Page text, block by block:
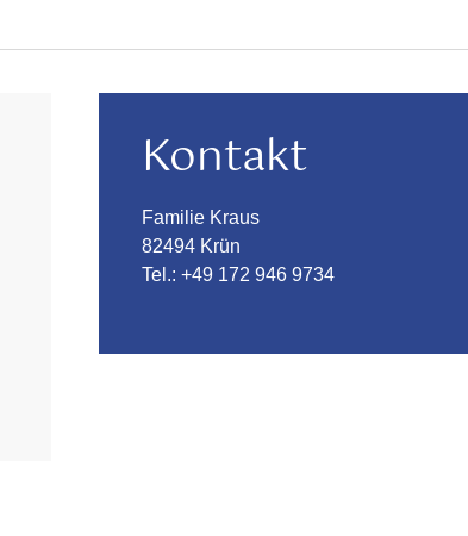
Kontakt
Familie Kraus
82494 Krün
Tel.: +49 172 946 9734